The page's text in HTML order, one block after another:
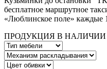
бесплатное маршрутное
«Люблинское поле» каждые
ПРОДУКЦИЯ В